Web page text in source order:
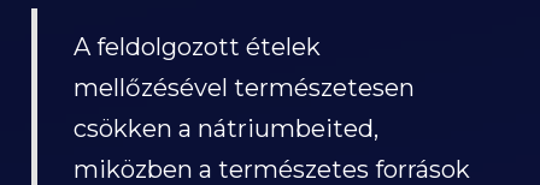
A feldolgozott ételek
mellőzésével természetesen
csökken a nátriumbeited,
miközben a természetes források